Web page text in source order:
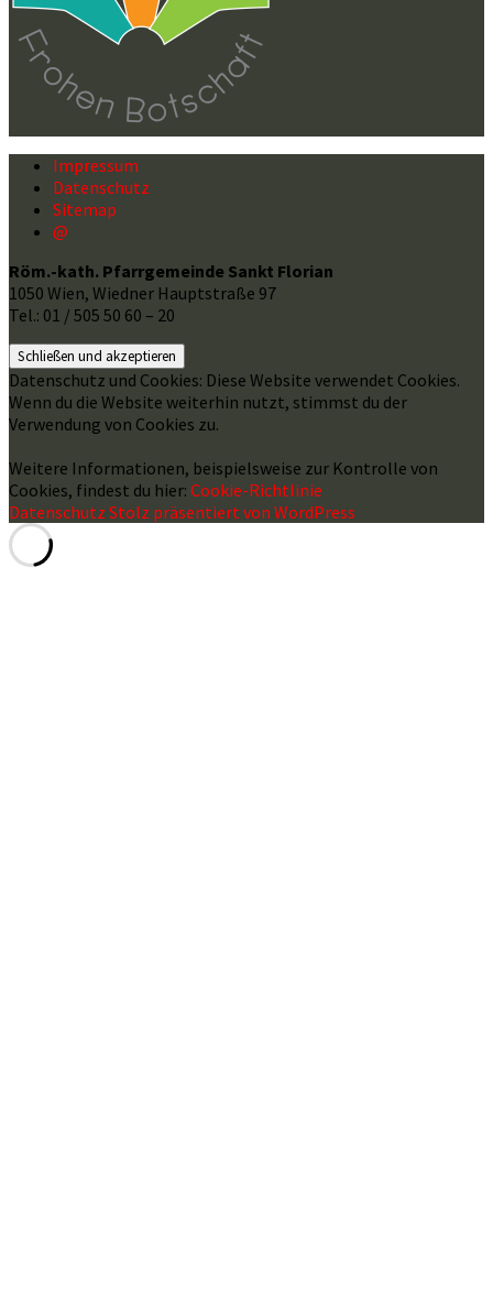
Impressum
Datenschutz
Sitemap
@
Röm.-kath. Pfarrgemeinde Sankt Florian
1050 Wien, Wiedner Hauptstraße 97
Tel.: 01 / 505 50 60 – 20
Datenschutz und Cookies: Diese Website verwendet Cookies.
Wenn du die Website weiterhin nutzt, stimmst du der
Verwendung von Cookies zu.
Weitere Informationen, beispielsweise zur Kontrolle von
Cookies, findest du hier: Cookie-Richtlinie
Datenschutz Stolz präsentiert von WordPress